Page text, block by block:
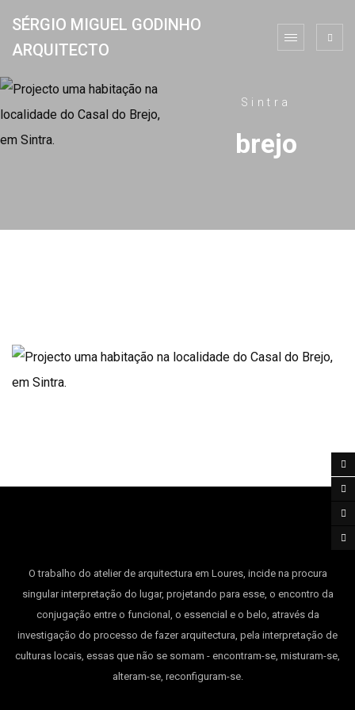
SÉRGIO MIGUEL GODINHO
ARQUITECTO
Sintra
brejo
O trabalho do atelier de arquitectura em Loures, incide na procura
singular interpretação do lugar, projetando para esse, o encontro da
conjugação entre o funcional, o essencial e o belo, através da
investigação do processo de fazer arquitectura, pela interpretação de
culturas locais, essas que não se somam - encontram-se, misturam-se,
alteram-se, reconfiguram-se.